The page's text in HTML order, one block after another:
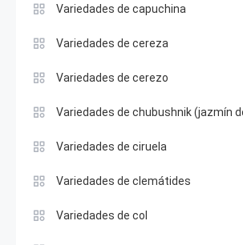
Variedades de capuchina
Variedades de cereza
Variedades de cerezo
Variedades de chubushnik (jazmín
Variedades de ciruela
Variedades de clemátides
Variedades de col